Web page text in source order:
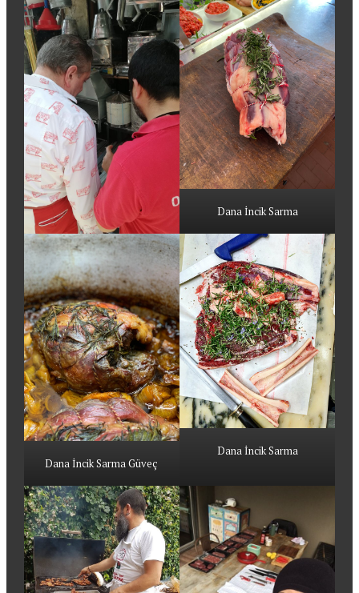
Dana İncik Sarma
Dana İncik Sarma Güveç
Dana İncik Sarma